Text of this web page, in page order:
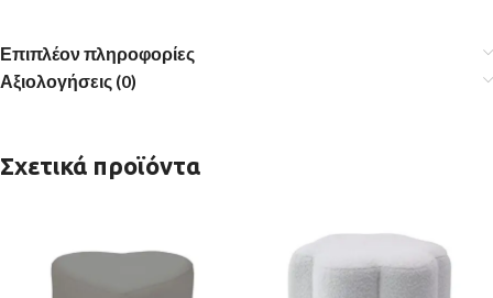
Επιπλέον πληροφορίες
Αξιολογήσεις (0)
Σχετικά προϊόντα